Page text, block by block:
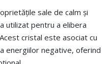
sale de calm și
utilizat pentru a elibera
cristal este asociat cu
energiilor negative, oferind